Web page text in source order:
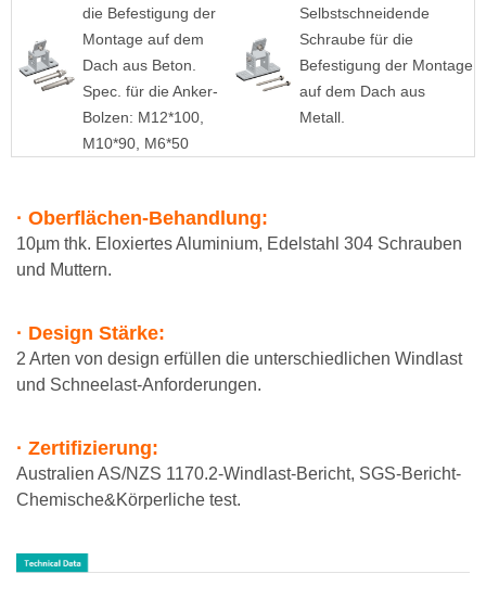
die Befestigung der
Montage auf dem
Dach aus Beton.
Spec. für die Anker-
Bolzen: M12*100,
M10*90, M6*50
Selbstschneidende
Schraube für die
Befestigung der Montage
auf dem Dach aus
Metall.
· Oberflächen-Behandlung:
10µm thk. Eloxiertes Aluminium, Edelstahl 304 Schrauben
und Muttern.
· Design Stärke:
2 Arten von design erfüllen die unterschiedlichen Windlast
und Schneelast-Anforderungen.
· Zertifizierung:
Australien AS/NZS 1170.2-Windlast-Bericht, SGS-Bericht-
Chemische&Körperliche test.